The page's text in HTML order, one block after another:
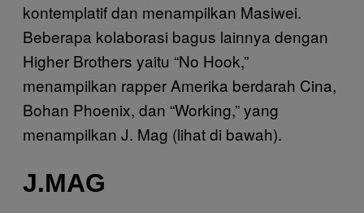
kontemplatif dan menampilkan Masiwei.
Beberapa kolaborasi bagus lainnya dengan
Higher Brothers yaitu “No Hook,”
menampilkan rapper Amerika berdarah Cina,
Bohan Phoenix, dan “Working,” yang
menampilkan J. Mag (lihat di bawah).
J.MAG